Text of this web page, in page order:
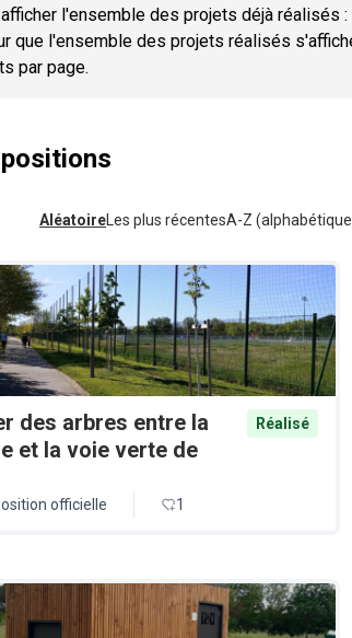
afficher l'ensemble des projets déjà réalisés
l'ensemble des projets réalisés
par page.
Aléatoire Les plus récentesA-Z
des arbres entre la
et la voie verte de
Réalisé
officielle 1